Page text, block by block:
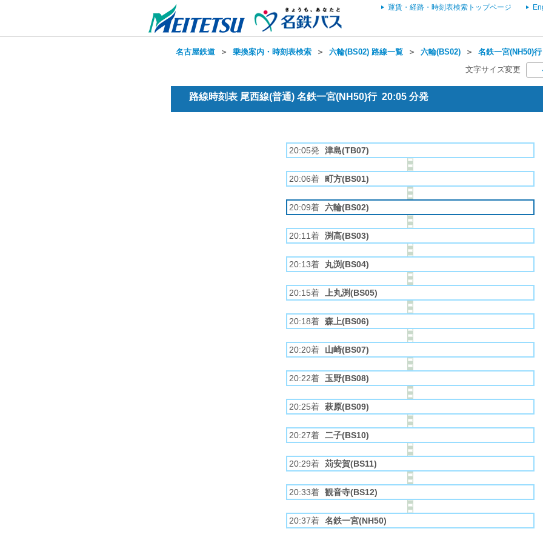
運賃・経路・時刻表検索トップページ
名古屋鉄道 ＞ 乗換案内・時刻表検索 ＞ 六輪(BS02) 路線一覧 ＞ 六輪(BS02) ＞ 名鉄一宮(NH50)
文字サイズ変更
路線時刻表 尾西線(普通) 名鉄一宮(NH50)行 20:05 分発
20:05発 津島(TB07)
20:06着 町方(BS01)
20:09着 六輪(BS02)
20:11着 渕高(BS03)
20:13着 丸渕(BS04)
20:15着 上丸渕(BS05)
20:18着 森上(BS06)
20:20着 山崎(BS07)
20:22着 玉野(BS08)
20:25着 萩原(BS09)
20:27着 二子(BS10)
20:29着 苅安賀(BS11)
20:33着 観音寺(BS12)
20:37着 名鉄一宮(NH50)